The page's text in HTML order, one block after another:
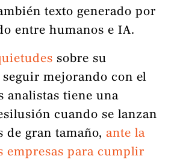
texto generado por
entre humanos e IA.
sobre su
mejorando con el
analistas tiene una
cuando se lanzan
de gran tamaño, ante la
empresas para cumplir